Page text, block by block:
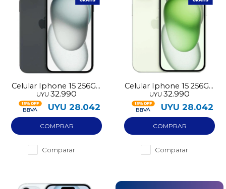
Celular Iphone 15 256GB
pre-utilizado
UYU 32.990
UYU 28.042
Comparar
Celular Iphone 15 256GB
pre-utilizado
UYU 32.990
UYU 28.042
Comparar